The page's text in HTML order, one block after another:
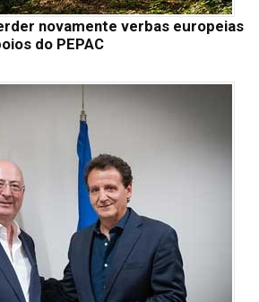
novamente verbas europeias
do PEPAC